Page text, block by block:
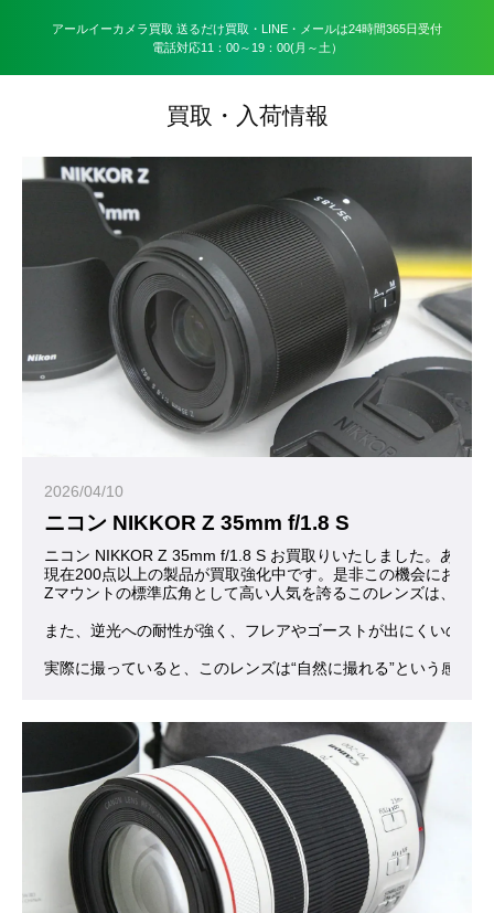
アールイーカメラ買取 送るだけ買取・LINE・メールは24時間365日受付
電話対応11：00～19：00(月～土）
買取・入荷情報
2026/04/10
ニコン NIKKOR Z 35mm f/1.8 S
ニコン NIKKOR Z 35mm f/1.8 S お買取りいたしました。ありが
現在200点以上の製品が買取強化中です。是非この機会にお問合
Zマウントの標準広角として高い人気を誇るこのレンズは、数
また、逆光への耐性が強く、フレアやゴーストが出にくいので
実際に撮っていると、このレンズは“自然に撮れる”という感覚